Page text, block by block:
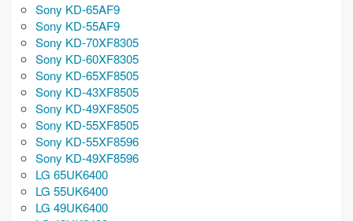
Sony KD-65AF9
Sony KD-55AF9
Sony KD-70XF8305
Sony KD-60XF8305
Sony KD-65XF8505
Sony KD-43XF8505
Sony KD-49XF8505
Sony KD-55XF8505
Sony KD-55XF8596
Sony KD-49XF8596
LG 65UK6400
LG 55UK6400
LG 49UK6400